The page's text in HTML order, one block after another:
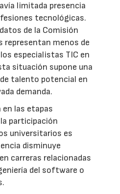
limitada presencia
tecnológicas.
de la Comisión
representan menos de
especialistas TIC en
situación supone una
talento potencial en
demanda.
en las etapas
participación
universitarios es
disminuye
carreras relacionadas
del software o